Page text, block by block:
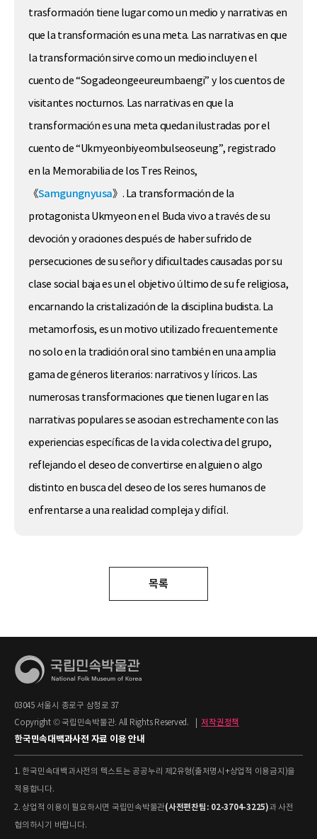
trasformación tiene lugar como un medio y narrativas en
que la transformación es una meta. Las narrativas en que
la transformación sirve como un medio incluyen el
cuento de “Sogadeongeeureumbaengi” y los cuentos de
visitantes nocturnos. Las narrativas en que la
transformación es una meta quedan ilustradas por el
cuento de “Ukmyeonbiyeombulseoseung”, registrado
en la Memorabilia de los Tres Reinos,
《Samgungnyusa》. La transformación de la
protagonista Ukmyeon en el Buda vivo a través de su
devoción y oraciones después de haber sufrido de
persecuciones de su señor y dificultades causadas por su
clase social baja es un el objetivo último de su fe religiosa,
encarnando la cristalización de la disciplina budista. La
metamorfosis, es un motivo utilizado frecuentemente
no solo en la tradición oral sino también en una amplia
gama de géneros literarios: narrativos y líricos. Las
numerosas transformaciones que tienen lugar en las
narrativas populares se asocian estrechamente con las
experiencias específicas de la vida colectiva del grupo,
reflejando el deseo de convertirse en alguien o algo
distinto en busca del deseo de los seres humanos de
enfrentarse a una realidad compleja y difícil.
목록
03045 서울시 종로구 삼청로 37
Copyright © 국립민속박물관. All Rights Reserved.
저작권정책
한국민속대백과사전 자료 이용 안내
1. 한국민속대백과사전의 텍스트는 공공누리 제2유형(출처명시+상업적 이용금지)을
적용합니다.
2. 상업적 이용이 필요하시면 국립민속박물관(사전편찬팀: 02-3704-3225)과 사전
협의하시기 바랍니다.